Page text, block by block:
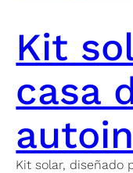
Kit
casa
Kit solar, diseñado